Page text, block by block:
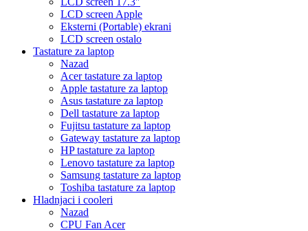
LCD screen Apple
Eksterni (Portable) ekrani
LCD screen ostalo
Tastature za laptop
Nazad
Acer tastature za laptop
Apple tastature za laptop
Asus tastature za laptop
Dell tastature za laptop
Fujitsu tastature za laptop
Gateway tastature za laptop
HP tastature za laptop
Lenovo tastature za laptop
Samsung tastature za laptop
Toshiba tastature za laptop
Hladnjaci i cooleri
Nazad
CPU Fan Acer